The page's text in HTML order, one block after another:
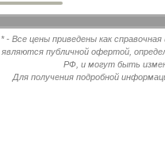
* - Все цены приведены как
являются публичной офертой,
РФ, и могут быть
Для получения подробной